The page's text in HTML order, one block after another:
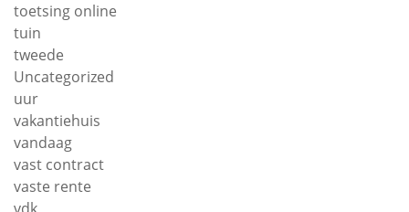
toetsing online
tuin
tweede
Uncategorized
uur
vakantiehuis
vandaag
vast contract
vaste rente